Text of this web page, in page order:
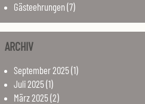
Gästeehrungen (7)
ARCHIV
September2025(1)
Juli2025(1)
März2025(2)